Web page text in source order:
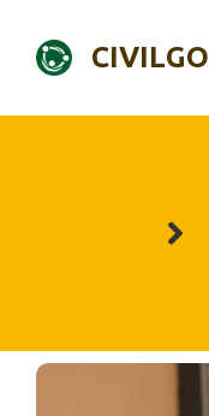
content
CIVILGO